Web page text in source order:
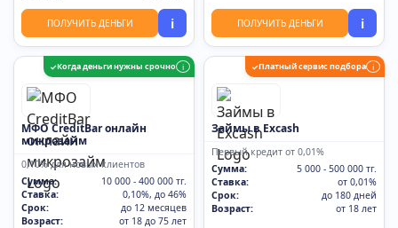
ПОЛУЧИТЬ ДЕНЬГИ i ПОЛУЧИТЬ ДЕНЬГИ i
✓Когда деньги нужны срочно i
МФО CreditBar онлайн
микрозайм
0,10% для новых клиентов
Сумма:
10 000 - 400 000 тг.
Ставка:
0,10%, до 46%
Срок:
до 12 месяцев
Возраст:
от 18 до 75 лет
✓Платный сервис подбора i
Займы в Excash
Первый кредит от 0,01%
Сумма:
5 000 - 500 000 тг.
Ставка:
от 0,01%
Срок:
до 180 дней
Возраст:
от 18 лет